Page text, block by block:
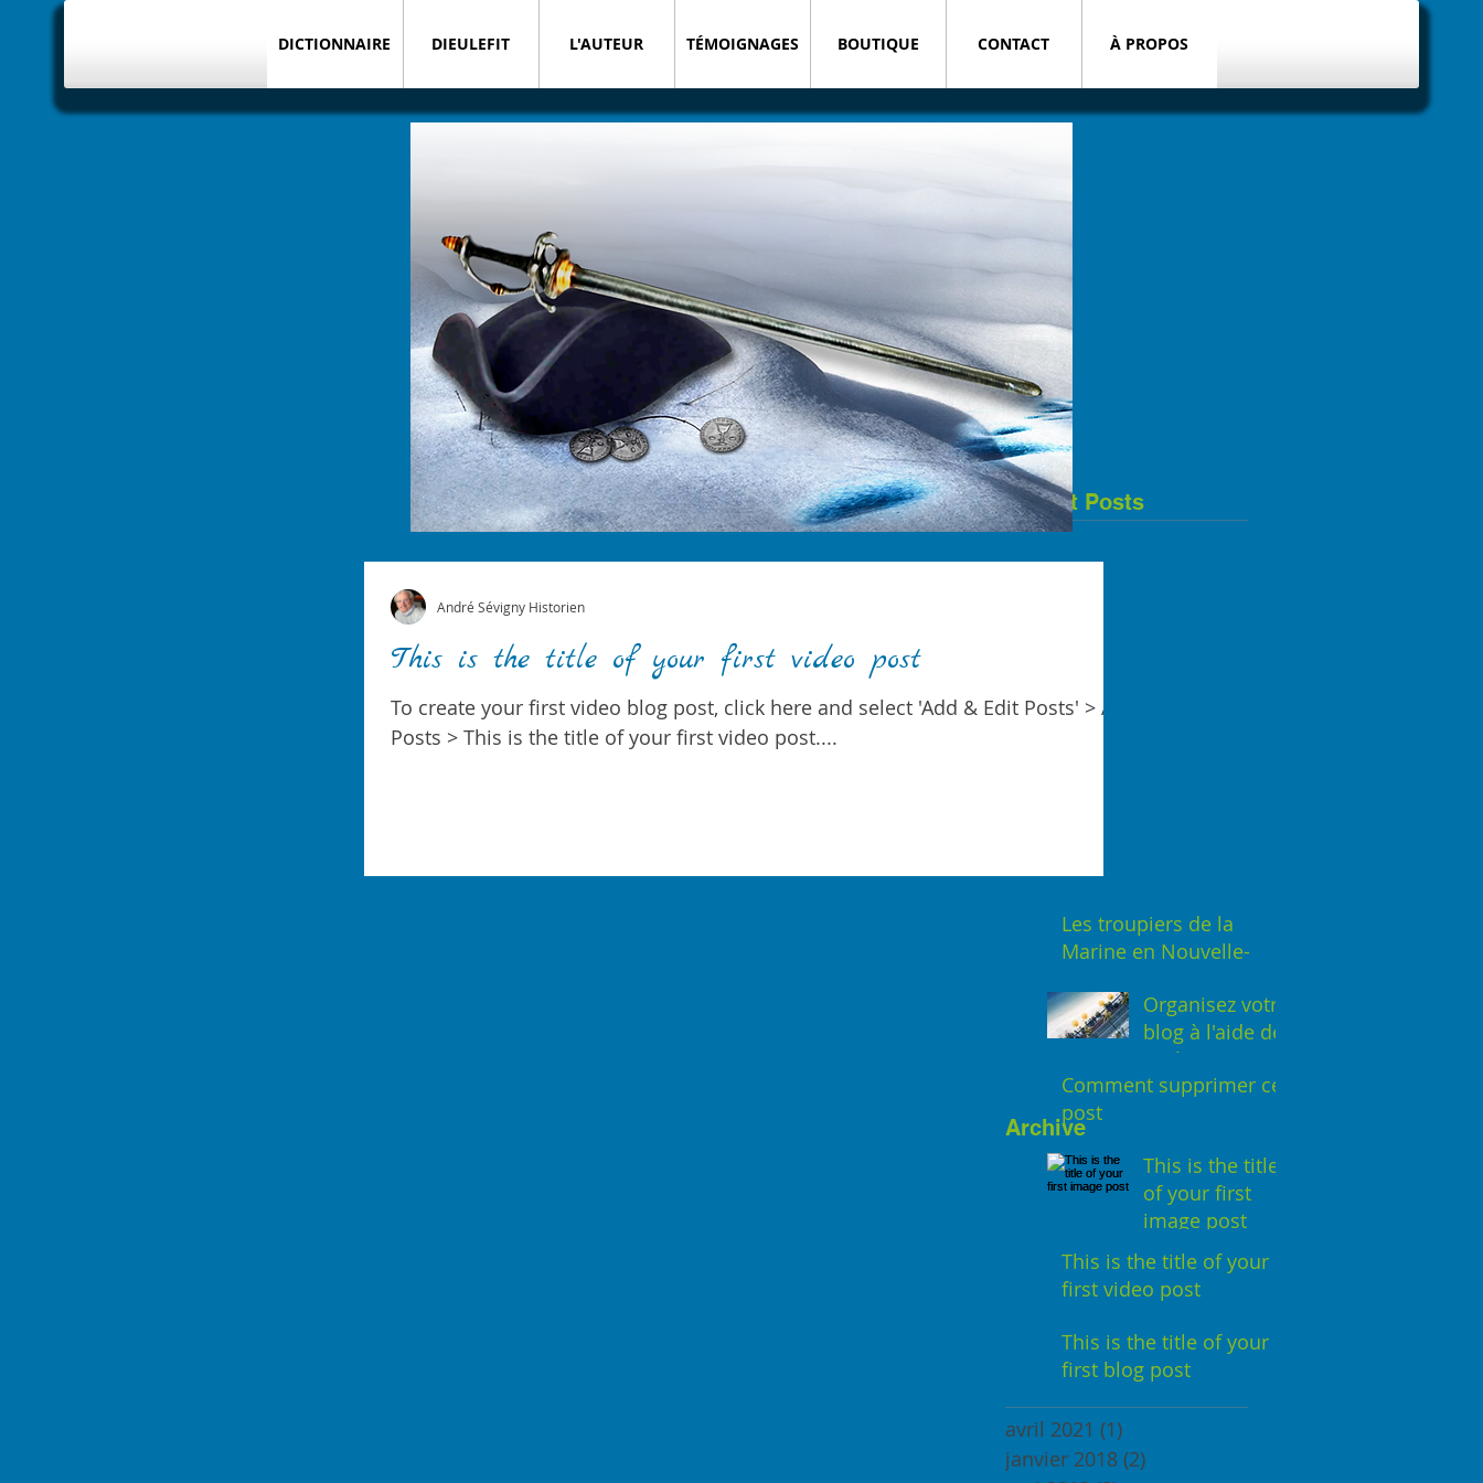
DICTIONNAIRE DIEULEFIT L'AUTEUR TÉMOIGNAGES BOUTIQUE CONTACT À PROPOS
Recent Posts
This is the title of your first video post
To create your first video blog post, click here and select 'Add & Edit Posts' > All
Posts > This is the title of your first video post....
André Sévigny Historien
Les troupiers de la
Marine en Nouvelle-
Organisez votre
blog à l'aide de
catégories
Comment supprimer ce
post
This is the title
of your first
image post
This is the title of your
first video post
This is the title of your
first blog post
Archive
avril 2021 (1)
janvier 2018 (2)